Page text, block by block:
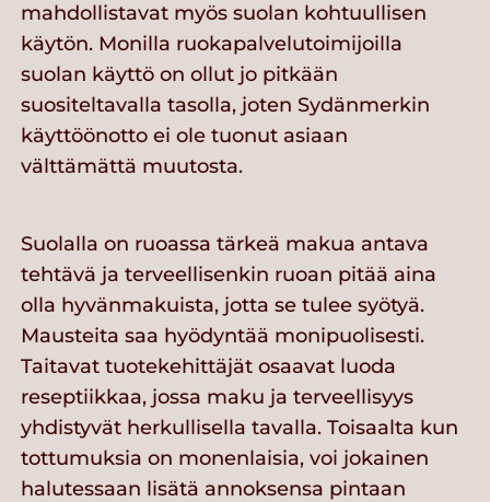
mahdollistavat myös suolan kohtuullisen
käytön. Monilla ruokapalvelutoimijoilla
suolan käyttö on ollut jo pitkään
suositeltavalla tasolla, joten Sydänmerkin
käyttöönotto ei ole tuonut asiaan
välttämättä muutosta.
Suolalla on ruoassa tärkeä makua antava
tehtävä ja terveellisenkin ruoan pitää aina
olla hyvänmakuista, jotta se tulee syötyä.
Mausteita saa hyödyntää monipuolisesti.
Taitavat tuotekehittäjät osaavat luoda
reseptiikkaa, jossa maku ja terveellisyys
yhdistyvät herkullisella tavalla. Toisaalta kun
tottumuksia on monenlaisia, voi jokainen
halutessaan lisätä annoksensa pintaan